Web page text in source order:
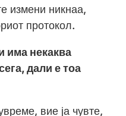
измени никнаа,
протокол.
има некаква
дали е тоа
вие ја чувте,